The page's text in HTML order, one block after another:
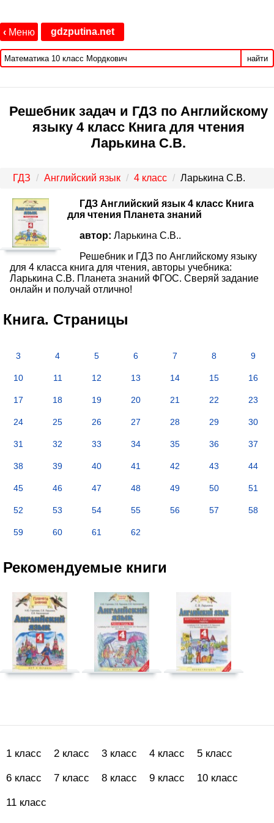
‹ Меню gdzputina.net
найти
Решебник задач и ГДЗ по Английскому
языку 4 класс Книга для чтения
Ларькина С.В.
ГДЗ Английский язык 4 класс Ларькина С.В.
ГДЗ Английский язык 4 класс Книга
для чтения Планета знаний
автор: Ларькина С.В..
Решебник и ГДЗ по Английскому языку
для 4 класса книга для чтения, авторы учебника:
Ларькина С.В. Планета знаний ФГОС. Сверяй задание
онлайн и получай отлично!
Книга. Страницы
3 4 5 6 7 8 9
10 11 12 13 14 15 16
17 18 19 20 21 22 23
24 25 26 27 28 29 30
31 32 33 34 35 36 37
38 39 40 41 42 43 44
45 46 47 48 49 50 51
52 53 54 55 56 57 58
59 60 61 62
Рекомендуемые книги
1 класс 2 класс 3 класс 4 класс 5 класс
6 класс 7 класс 8 класс 9 класс 10 класс
11 класс